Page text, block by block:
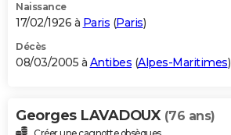
Naissance
17/02/1926 à Paris (Paris)
Décès
08/03/2005 à Antibes (Alpes-Maritimes)
Georges LAVADOUX (76 ans)